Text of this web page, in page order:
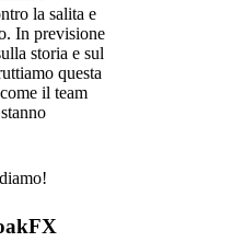
la salita e
In previsione
storia e sul
questa
il team